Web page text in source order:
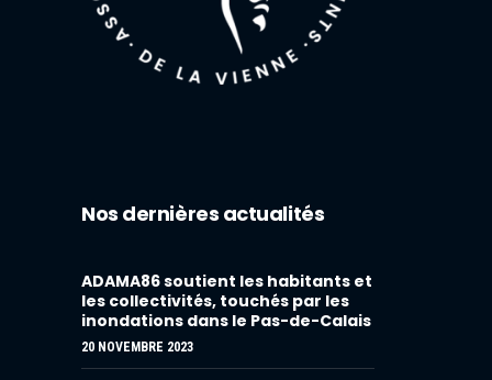
Nos dernières actualités
ADAMA86 soutient les habitants et
les collectivités, touchés par les
inondations dans le Pas-de-Calais
20 NOVEMBRE 2023